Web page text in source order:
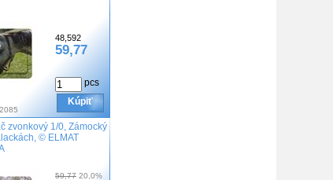
48,592
59,77
pcs
Kúpiť
zvonkový 1/0, Zámocký
© ELMAT
59,77 20,0%